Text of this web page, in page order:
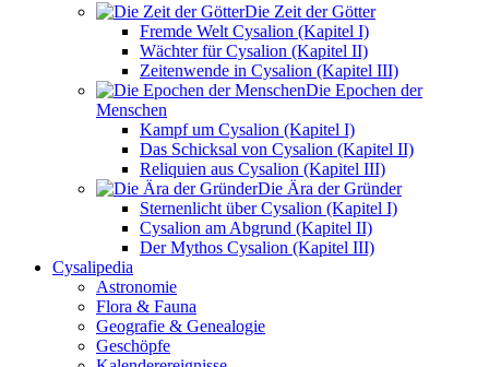
Die Zeit der Götter
Fremde Welt Cysalion (Kapitel I)
Wächter für Cysalion (Kapitel II)
Zeitenwende in Cysalion (Kapitel III)
Die Epochen der
Menschen
Kampf um Cysalion (Kapitel I)
Das Schicksal von Cysalion (Kapitel II)
Reliquien aus Cysalion (Kapitel III)
Die Ära der Gründer
Sternenlicht über Cysalion (Kapitel I)
Cysalion am Abgrund (Kapitel II)
Der Mythos Cysalion (Kapitel III)
Cysalipedia
Astronomie
Flora & Fauna
Geografie & Genealogie
Geschöpfe